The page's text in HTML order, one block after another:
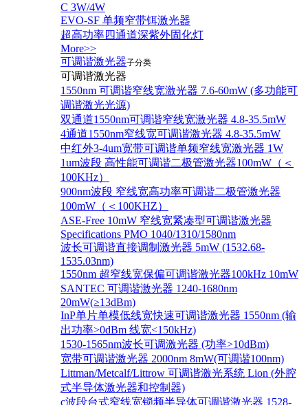
C 3W/4W
EVO-SF 单频窄带铒激光器
超高功率四通道深紫外固化灯
More>>
可调谐激光器子分类
可调谐激光器
1550nm 可调谐窄线宽激光器 7.6-60mW (多功能可
调谐激光光源)
双通道1550nm可调谐窄线宽激光器 4.8-35.5mW
4通道1550nm窄线宽可调谐激光器 4.8-35.5mW
中红外3-4um宽带可调谐单频窄线宽激光器 1W
1um波段 高性能可调谐二极管激光器100mW（＜
100KHz）
900nm波段 窄线宽高功率可调谐二极管激光器
100mW（＜100KHZ）
ASE-Free 10mW 窄线宽紧凑型可调谐激光器
Specifications PMO 1040/1310/1580nm
波长可调谐直接调制激光器 5mW (1532.68-
1535.03nm)
1550nm 超窄线宽保偏可调谐激光器100kHz 10mW
SANTEC 可调谐激光器 1240-1680nm
20mW(≥13dBm)
InP单片单模低线宽快速可调谐激光器 1550nm (输
出功率>0dBm 线宽<150kHz)
1530-1565nm波长可调激光器 (功率>10dBm)
宽带可调谐激光器 2000nm 8mW(可调谐100nm)
Littman/Metcalf/Littrow 可调谐激光系统 Lion (外腔
式半导体激光器和控制器)
c波段台式窄线宽锁频半导体可调谐激光器 1528-